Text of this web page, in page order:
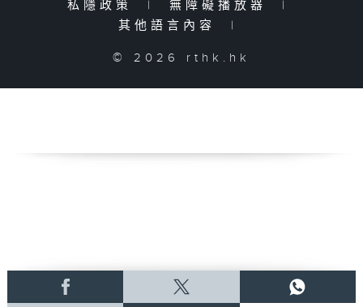
私隱政策
| 無障礙播放器
|
其他語言內容
|
© 2026 rthk.hk